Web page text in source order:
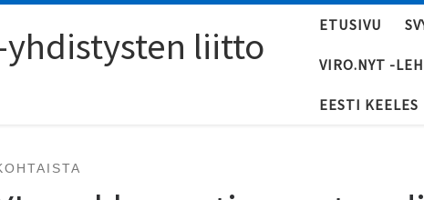
yhdistysten liitto ETUSIVU
VIRO.NYT -
EESTI KEELES